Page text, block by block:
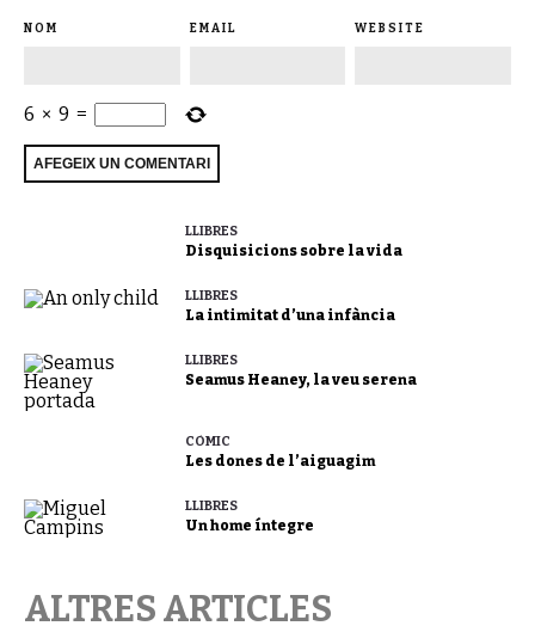
NOM EMAIL WEBSITE
6 × 9 =
LLIBRES
Disquisicions sobre la vida
LLIBRES
La intimitat d’una infància
LLIBRES
Seamus Heaney, la veu serena
CÒMIC
Les dones de l’aiguagim
LLIBRES
Un home íntegre
ALTRES ARTICLES